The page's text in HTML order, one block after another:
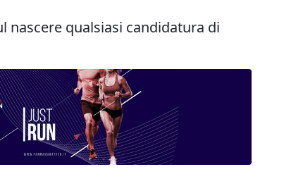
nascere qualsiasi candidatura di